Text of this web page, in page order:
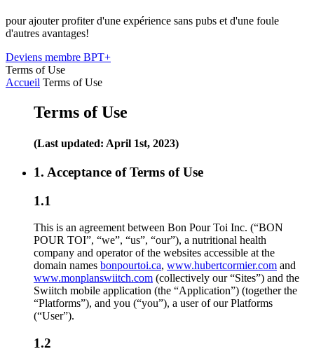
pour ajouter profiter d'une expérience sans pubs et d'une foule
d'autres avantages!
Deviens membre BPT+
Terms of Use
Accueil Terms of Use
Terms of Use
(Last updated: April 1st, 2023)
1. Acceptance of Terms of Use
1.1
This is an agreement between Bon Pour Toi Inc. (“BON
POUR TOI”, “we”, “us”, “our”), a nutritional health
company and operator of the websites accessible at the
domain names bonpourtoi.ca, www.hubertcormier.com and
www.monplanswiitch.com (collectively our “Sites”) and the
Swiitch mobile application (the “Application”) (together the
“Platforms”), and you (“you”), a user of our Platforms
(“User”).
1.2